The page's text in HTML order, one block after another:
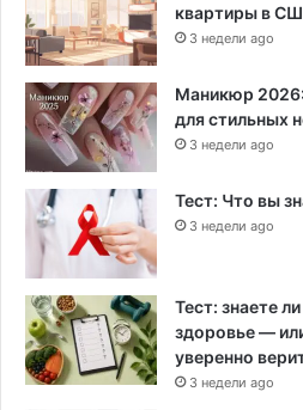
квартиры в
3 недели ago
Маникюр
для стильных
3 недели ago
Тест: Что вы
3 недели ago
Тест: знаете
здоровье —
уверенно
3 недели ago